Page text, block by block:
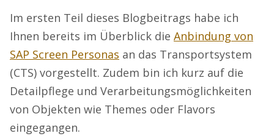
Im ersten Teil dieses Blogbeitrags habe ich
Ihnen bereits im Überblick die Anbindung von
SAP Screen Personas an das Transportsystem
(CTS) vorgestellt. Zudem bin ich kurz auf die
Detailpflege und Verarbeitungsmöglichkeiten
von Objekten wie Themes oder Flavors
eingegangen.